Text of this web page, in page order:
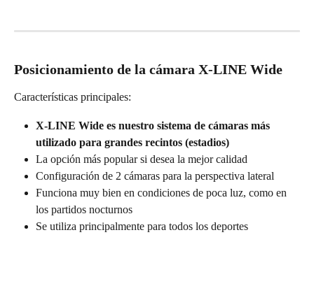
Posicionamiento de la cámara X-LINE Wide
Características principales:
X-LINE Wide es nuestro sistema de cámaras más
utilizado para grandes recintos (estadios)
La opción más popular si desea la mejor calidad
Configuración de 2 cámaras para la perspectiva lateral
Funciona muy bien en condiciones de poca luz, como en
los partidos nocturnos
Se utiliza principalmente para todos los deportes